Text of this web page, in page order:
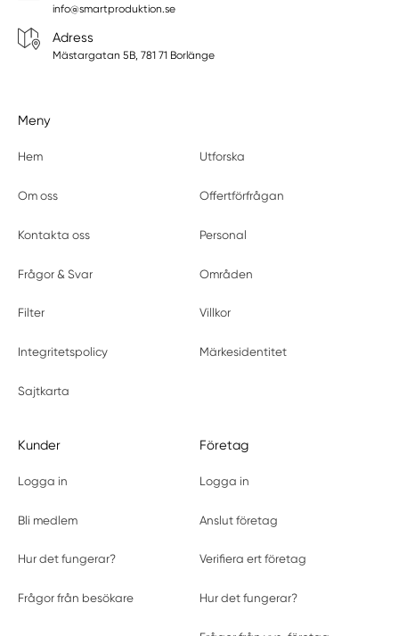
info@smartproduktion.se
Adress
Mästargatan 5B, 781 71 Borlänge
Meny
Hem Utforska
Om oss Offertförfrågan
Kontakta oss Personal
Frågor & Svar Områden
Filter Villkor
Integritetspolicy Märkesidentitet
Sajtkarta
Kunder
Logga in
Bli medlem
Hur det fungerar?
Frågor från besökare
Företag
Logga in
Anslut företag
Verifiera ert företag
Hur det fungerar?